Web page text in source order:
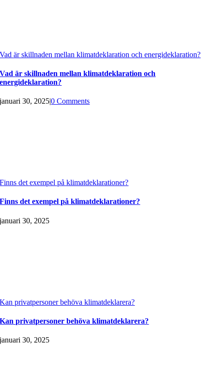
Vad är skillnaden mellan klimatdeklaration och energideklaration?
Vad är skillnaden mellan klimatdeklaration och
energideklaration?
januari 30, 2025|0 Comments
Finns det exempel på klimatdeklarationer?
Finns det exempel på klimatdeklarationer?
januari 30, 2025
Kan privatpersoner behöva klimatdeklarera?
Kan privatpersoner behöva klimatdeklarera?
januari 30, 2025